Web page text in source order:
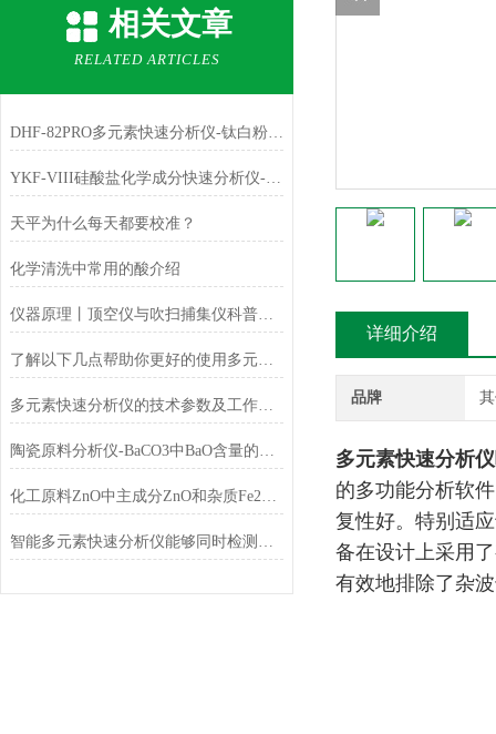
相关文章
RELATED ARTICLES
DHF-82PRO多元素快速分析仪-钛白粉、金红石中主成份TiO2的测定
YKF-VIII硅酸盐化学成分快速分析仪-铁红中主成份Fe2O3的测定
天平为什么每天都要校准？
化学清洗中常用的酸介绍
仪器原理丨顶空仪与吹扫捕集仪科普小知识
了解以下几点帮助你更好的使用多元素快速分析仪
多元素快速分析仪的技术参数及工作条件
陶瓷原料分析仪-BaCO3中BaO含量的测定
化工原料ZnO中主成分ZnO和杂质Fe2O3的测定
智能多元素快速分析仪能够同时检测和分析多少种元素？
详细介绍
品牌
多元素快速分析
的多功能分析软
复性好。特别适
备在设计上采用
有效地排除了杂